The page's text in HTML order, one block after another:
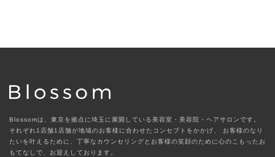
Blossomは、東京を拠点に埼玉に展開している美容室・美容院・ヘアサロンです。
それぞれ1店舗1店舗が地域のお客様に合わせたコンセプトをかかげ、
お客様のなり
たいを叶えるために、丁寧なカウンセリングとお客様の笑顔のために心のこもったお
もてなしで、お迎えしております。